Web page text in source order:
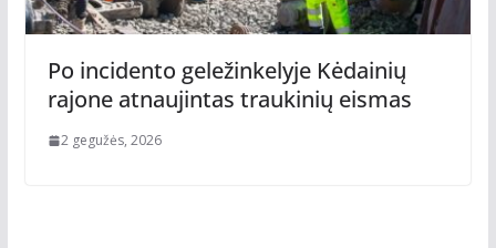
Po incidento geležinkelyje Kėdainių
rajone atnaujintas traukinių eismas
2 gegužės, 2026